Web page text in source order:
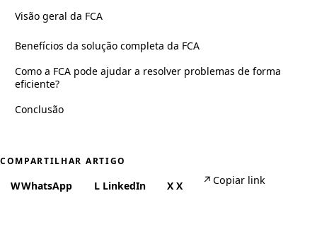
Visão geral da FCA
Benefícios da solução completa da FCA
Como a FCA pode ajudar a resolver problemas de forma
eficiente?
Conclusão
COMPARTILHAR ARTIGO
WWhatsApp L LinkedIn X X ↗ Copiar link